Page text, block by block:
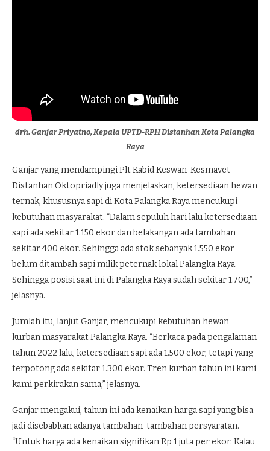
drh. Ganjar Priyatno, Kepala UPTD-RPH Distanhan Kota Palangka
Raya
Ganjar yang mendampingi Plt Kabid Keswan-Kesmavet
Distanhan Oktopriadly juga menjelaskan, ketersediaan hewan
ternak, khususnya sapi di Kota Palangka Raya mencukupi
kebutuhan masyarakat. “Dalam sepuluh hari lalu ketersediaan
sapi ada sekitar 1.150 ekor dan belakangan ada tambahan
sekitar 400 ekor. Sehingga ada stok sebanyak 1.550 ekor
belum ditambah sapi milik peternak lokal Palangka Raya.
Sehingga posisi saat ini di Palangka Raya sudah sekitar 1.700,”
jelasnya.
Jumlah itu, lanjut Ganjar, mencukupi kebutuhan hewan
kurban masyarakat Palangka Raya. “Berkaca pada pengalaman
tahun 2022 lalu, ketersediaan sapi ada 1.500 ekor, tetapi yang
terpotong ada sekitar 1.300 ekor. Tren kurban tahun ini kami
kami perkirakan sama,” jelasnya.
Ganjar mengakui, tahun ini ada kenaikan harga sapi yang bisa
jadi disebabkan adanya tambahan-tambahan persyaratan.
“Untuk harga ada kenaikan signifikan Rp 1 juta per ekor. Kalau